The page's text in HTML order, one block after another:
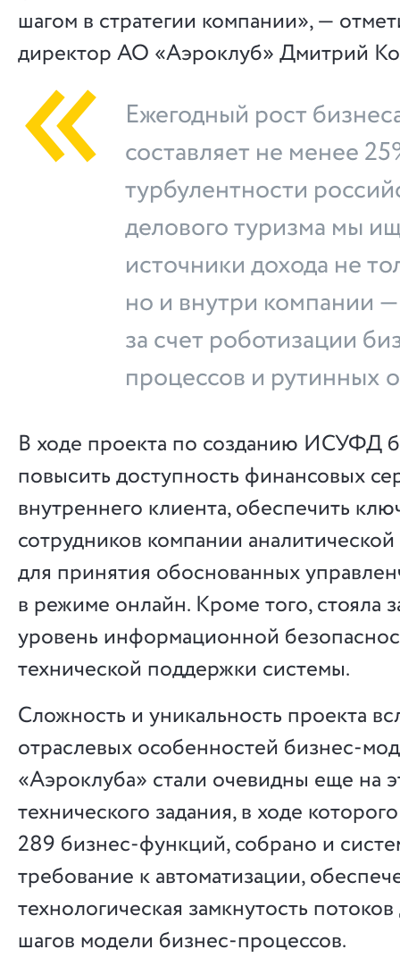
шагом в стратегии компании», —
директор АО «Аэроклуб» Дмитрий
Ежегодный рост
составляет не менее
турбулентности
делового туризма мы
источники дохода не
но и внутри компании
за счет роботизации
процессов и рутинных
В ходе проекта по созданию ИСУФД
повысить доступность финансовых
внутреннего клиента, обеспечить
сотрудников компании
для принятия обоснованных
в режиме онлайн. Кроме того, стояла
уровень информационной
технической поддержки системы.
Сложность и уникальность проекта
отраслевых особенностей бизнес-
«Аэроклуба» стали очевидны еще на
технического задания, в ходе
289 бизнес-функций, собрано и
требование к автоматизации,
технологическая замкнутость
шагов модели бизнес-процессов.